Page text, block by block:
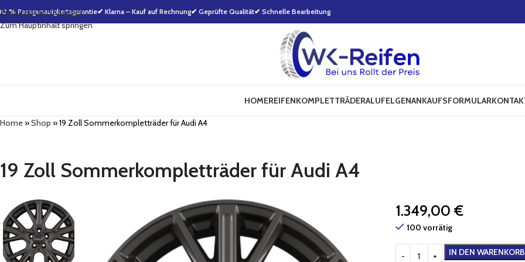
Zur Navigation springen
Zum Hauptinhalt springen
% Passgenauigkeitsgarantie✔ Klarna – Kauf auf Rechnung✔ Geprüfte Qualität✔ Schnelle Bearbeitung
HOMEREIFENKOMPLETTRÄDERALUFELGENANKAUFSFORMULAR
Home»Shop »19 Zoll Sommerkompletträder für Audi A4
19 Zoll Sommerkompletträder für Audi A4
1.349,00 €
100 vorrätig
IN DEN WARENKORB